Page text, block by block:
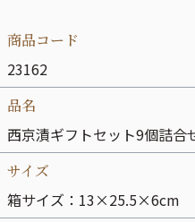
商品コード
23162
品名
西京漬ギフトセット9個詰合
サイズ
箱サイズ：13×25.5×6cm